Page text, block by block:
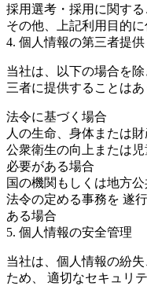
採用選考・採用に関す
その他、上記利用目的
4. 個人情報の第三者提供
当社は、以下の場合を
三者に提供することはあ
法令に基づく場合
人の生命、身体または
公衆衛生の向上または
必要がある場合
国の機関もしくは地方
法令の定める事務を 遂
ある場合
5. 個人情報の安全管理
当社は、個人情報の紛
ため、 適切なセキュリ